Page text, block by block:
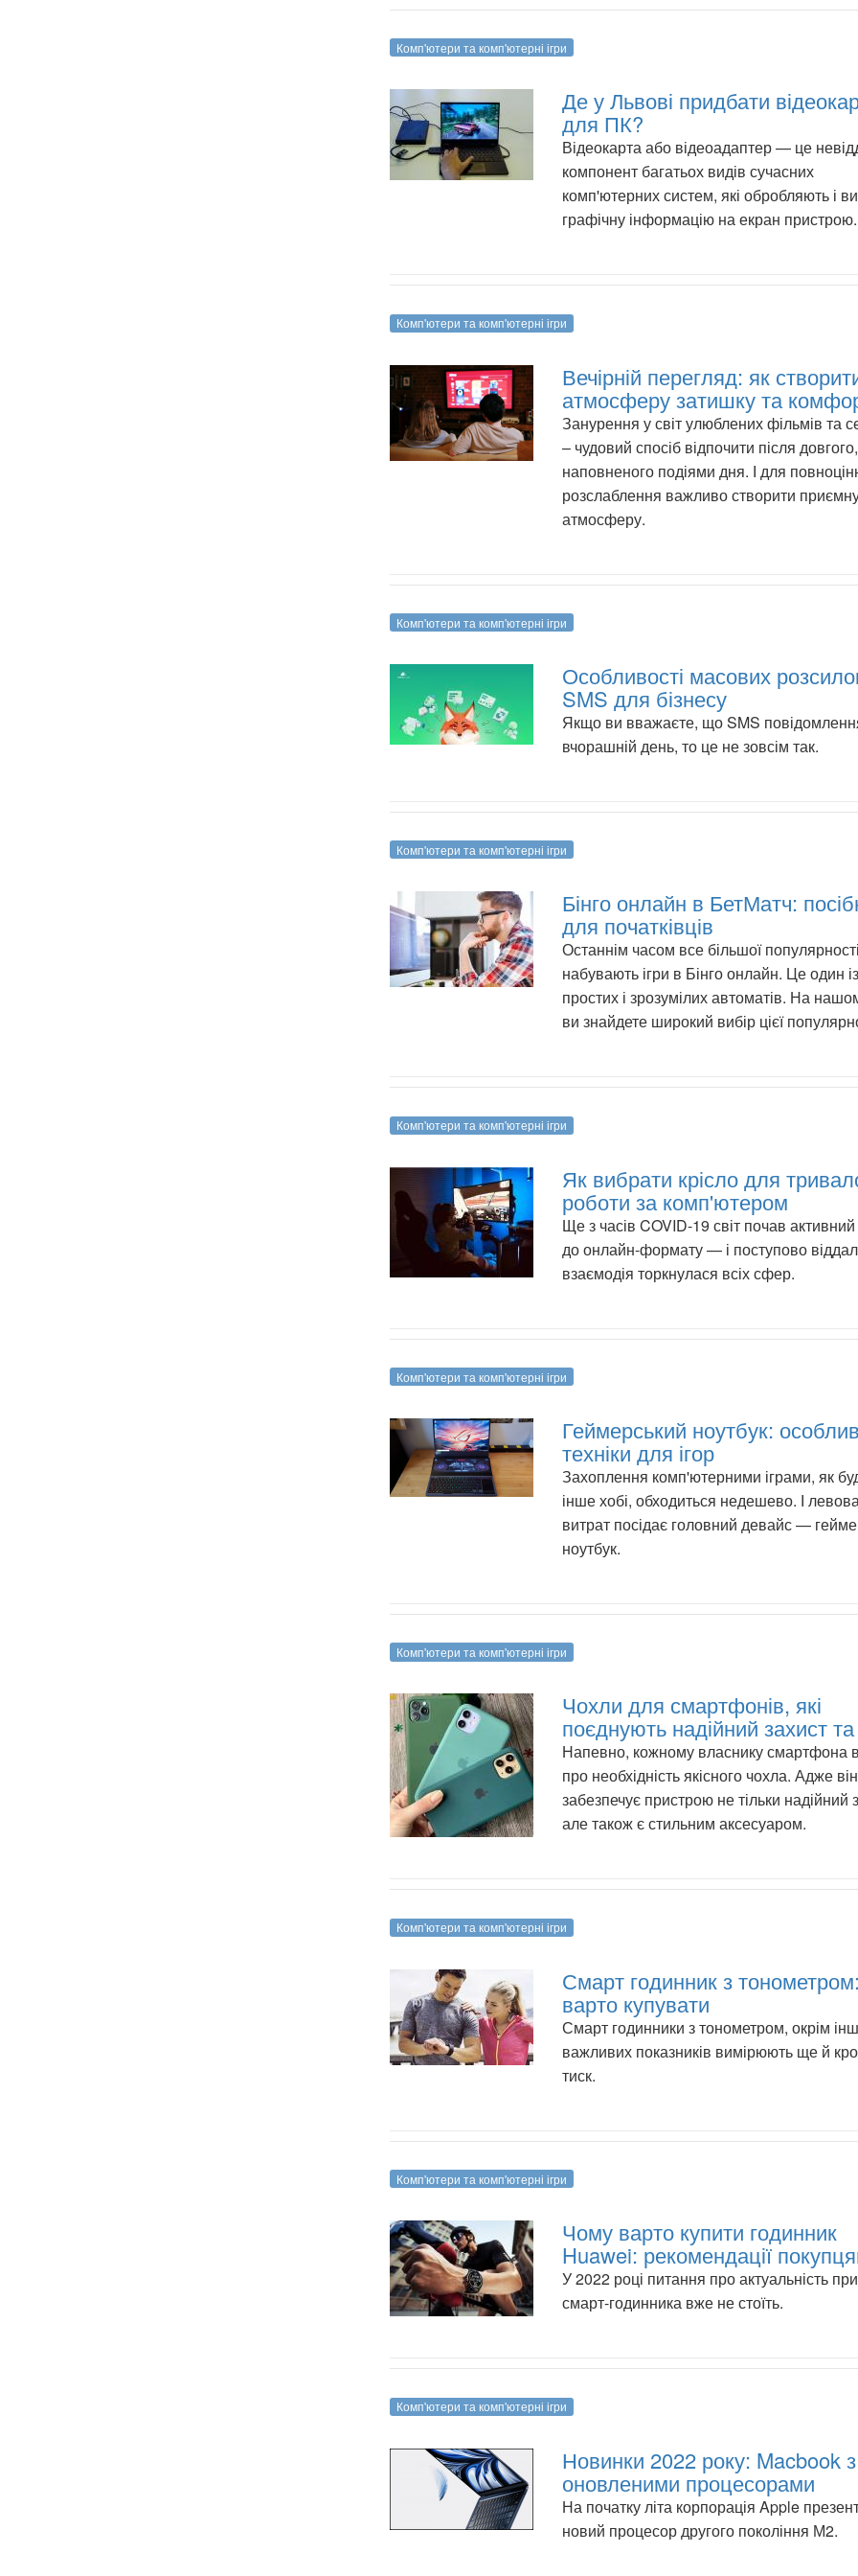
Комп'ютери та комп'ютерні ігри
Де у Львові придбати
для ПК?
Відеокарта або відеоадаптер — це
компонент багатьох видів сучасних
комп'ютерних систем, які обробляють і
графічну інформацію на екран пристрою.
Комп'ютери та комп'ютерні ігри
Вечірній перегляд: як
атмосферу затишку та
Занурення у світ улюблених фільмів та
– чудовий спосіб відпочити після довгого,
наповненого подіями дня. І для
розслаблення важливо створити
атмосферу.
Комп'ютери та комп'ютерні ігри
Особливості масових
SMS для бізнесу
Якщо ви вважаєте, що SMS
вчорашній день, то це не зовсім так.
Комп'ютери та комп'ютерні ігри
Бінго онлайн в БетМатч:
для початківців
Останнім часом все більшої популярності
набувають ігри в Бінго онлайн. Це один із
простих і зрозумілих автоматів. На
ви знайдете широкий вибір цієї
Комп'ютери та комп'ютерні ігри
Як вибрати крісло для
роботи за комп'ютером
Ще з часів COVID-19 світ почав
до онлайн-формату — і поступово
взаємодія торкнулася всіх сфер.
Комп'ютери та комп'ютерні ігри
Геймерський ноутбук:
техніки для ігор
Захоплення комп'ютерними іграми, як
інше хобі, обходиться недешево. І
витрат посідає головний девайс —
ноутбук.
Комп'ютери та комп'ютерні ігри
Чохли для смартфонів, які
поєднують надійний захист
Напевно, кожному власнику смартфона
про необхідність якісного чохла. Адже він
забезпечує пристрою не тільки надійний
але також є стильним аксесуаром.
Комп'ютери та комп'ютерні ігри
Смарт годинник з
варто купувати
Смарт годинники з тонометром, окрім
важливих показників вимірюють ще й
тиск.
Комп'ютери та комп'ютерні ігри
Чому варто купити годинник
Huawei: рекомендації
У 2022 році питання про актуальність
смарт-годинника вже не стоїть.
Комп'ютери та комп'ютерні ігри
Новинки 2022 року: Macbook з
оновленими процесорами
На початку літа корпорація Apple
новий процесор другого покоління М2.